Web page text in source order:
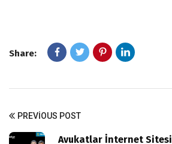
Share:
PREVIOUS POST
Avukatlar İnternet Sitesi